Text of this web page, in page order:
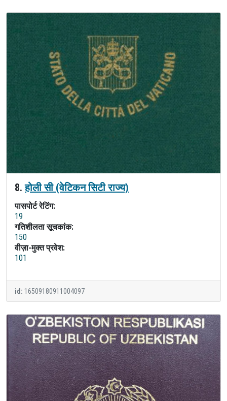
8.होली सी (वेटिकन सिटी राज्य)
पासपोर्ट रेटिंग:
19
गतिशीलता सूचकांक:
150
वीज़ा-मुक्त प्रवेश:
101
id: 16509180911004097